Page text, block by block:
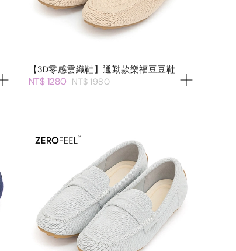
【3D零感雲織鞋】通勤款樂福豆豆鞋
NT$ 1280 NT$ 1980